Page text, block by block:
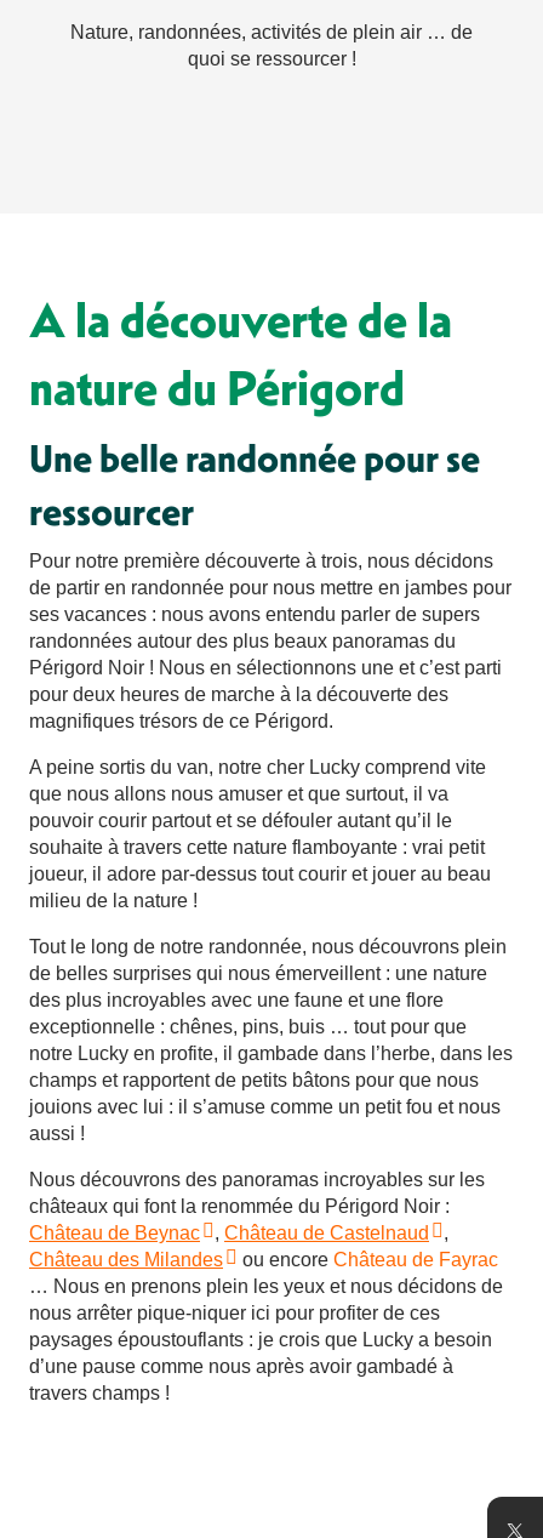
Nature, randonnées, activités de plein air … de
quoi se ressourcer !
A la découverte de la
nature du Périgord
Une belle randonnée pour se
ressourcer
Pour notre première découverte à trois, nous décidons
de partir en randonnée pour nous mettre en jambes pour
ses vacances : nous avons entendu parler de supers
randonnées autour des plus beaux panoramas du
Périgord Noir ! Nous en sélectionnons une et c’est parti
pour deux heures de marche à la découverte des
magnifiques trésors de ce Périgord.
A peine sortis du van, notre cher Lucky comprend vite
que nous allons nous amuser et que surtout, il va
pouvoir courir partout et se défouler autant qu’il le
souhaite à travers cette nature flamboyante : vrai petit
joueur, il adore par-dessus tout courir et jouer au beau
milieu de la nature !
Tout le long de notre randonnée, nous découvrons plein
de belles surprises qui nous émerveillent : une nature
des plus incroyables avec une faune et une flore
exceptionnelle : chênes, pins, buis … tout pour que
notre Lucky en profite, il gambade dans l’herbe, dans les
champs et rapportent de petits bâtons pour que nous
jouions avec lui : il s’amuse comme un petit fou et nous
aussi !
Nous découvrons des panoramas incroyables sur les
châteaux qui font la renommée du Périgord Noir :
Château de Beynac
, Château de Castelnaud
,
Château des Milandes
ou encore Château de Fayrac
… Nous en prenons plein les yeux et nous décidons de
nous arrêter pique-niquer ici pour profiter de ces
paysages époustouflants : je crois que Lucky a besoin
d’une pause comme nous après avoir gambadé à
travers champs !